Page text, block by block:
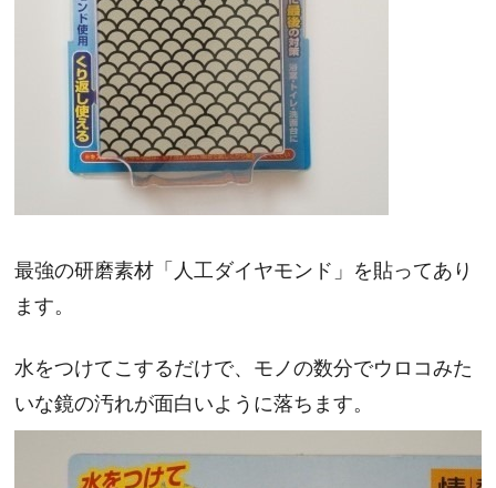
最強の研磨素材「人工ダイヤモンド」を貼ってあり
ます。
水をつけてこするだけで、モノの数分でウロコみた
いな鏡の汚れが面白いように落ちます。